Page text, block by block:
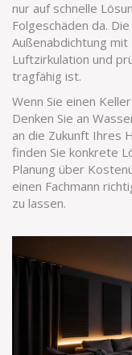
nur auf schnelle
Folgeschäden da.
Außenabdichtung
Luftzirkulation und
tragfähig ist.
Wenn Sie einen
Denken Sie an
an die Zukunft Ihres
finden Sie konkrete
Planung über
einen Fachmann
zu lassen.